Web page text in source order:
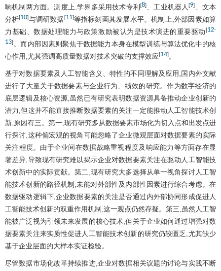
响机制两方面。测度上,学界多采用技术专利 [8] 、工业机器人[9]
、文本
分析[10]与调研数据[11]等指标刻画其发展水平。机制上,外部因素如算
力基础、数据处理能力与政策激励被认为是技术演进的重要驱动[12-
13]。而内部因素则聚焦于数据能力本身在模型训练与算法优化中的核
心作用,尤其强调高质量数据对技术突破的支撑效应[14]。
基于对数据要素及人工智能含义、特性的不同理解及应用,国内外文献
进行了大量关于数据要素与企业行为、绩效的研究。作为数字经济的
底层逻辑及核心资源,虽然已有研究表明数据资源具备推动企业创新的
潜力,但这并不能直接推断数据要素的关注一定能推动人工智能技术创
新,原因有三。第一,现有研究多从数据要素市场化为切入点和出发点进
行探讨,这种偏宏观的视角可能忽略了企业微观层面对数据要素的实际
关注程度。由于企业间在数据战略重视程度及响应能力等方面存在显
著差异,导致现有研究难以揭示企业对数据要素关注在驱动人工智能技
术创新中的实际贡献。第二,现有研究大多选择从单一视角探讨人工智
能技术创新的路径机制,未能对外部性及内部性因素进行综合考虑。在
数据驱动逻辑下,企业数据要素的关注是否通过内外部协同形成促进人
工智能技术创新的双重作用机制,这一观点仍然存疑。第三,虽然人工智
能被广泛视为引领未来发展的核心技术,但关于企业如何通过增强对数
据要素关注来实质性促进人工智能技术创新的研究仍较匮乏,尤其缺少
基于企业层面的大样本实证检验。
尽管数据市场化改革持续推进,企业对数据相关议题的讨论与实践不断